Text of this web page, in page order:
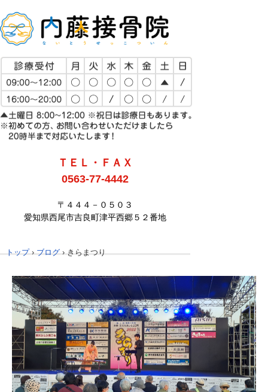
ＴＥＬ・ＦＡＸ
0563-77-4442
〒４４４－０５０３
愛知県西尾市吉良町津平西郷５２番地
トップ › ブログ › きらまつり